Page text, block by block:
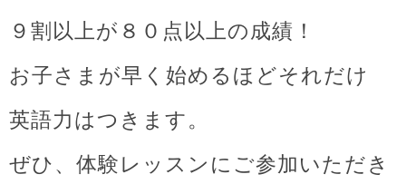
９割以上が８０点以上の成績！
お子さまが早く始めるほどそれだけ
英語力はつきます。
ぜひ、体験レッスンにご参加いただき